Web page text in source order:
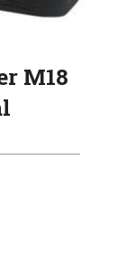
M18